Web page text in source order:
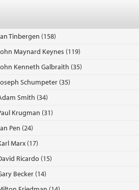
Tinbergen (158)
Maynard Keynes (119)
Kenneth Galbraith (35)
Schumpeter (35)
Smith (34)
Krugman (31)
Pen (24)
Marx (17)
Ricardo (15)
Becker (14)